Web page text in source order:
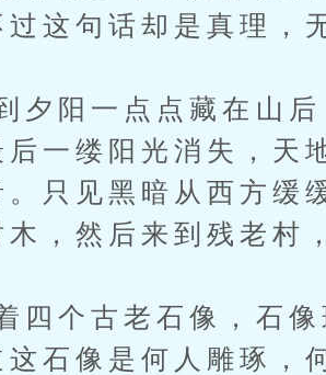
这句话却是真理，
阳一点点藏在山后
一缕阳光消失，天
只见黑暗从西方缓
，然后来到残老村
个古老石像，石像
石像是何人雕琢，